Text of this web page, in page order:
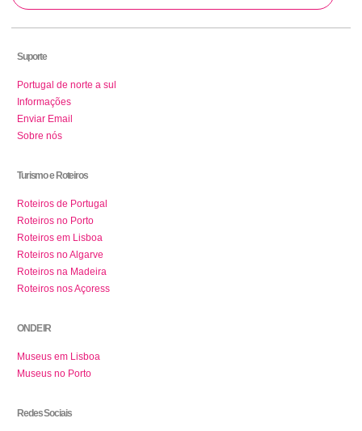
Suporte
Portugal de norte a sul
Informações
Enviar Email
Sobre nós
Turismo e Roteiros
Roteiros de Portugal
Roteiros no Porto
Roteiros em Lisboa
Roteiros no Algarve
Roteiros na Madeira
Roteiros nos Açoress
ONDE IR
Museus em Lisboa
Museus no Porto
Redes Sociais